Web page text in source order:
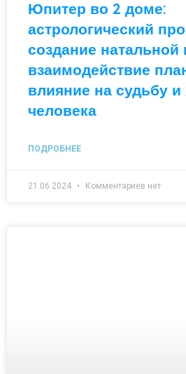
Юпитер во 2 доме:
астрологический
создание натальной
взаимодействие
влияние на судьбу и
человека
ПОДРОБНЕЕ
21.06.2024 Комментариев нет